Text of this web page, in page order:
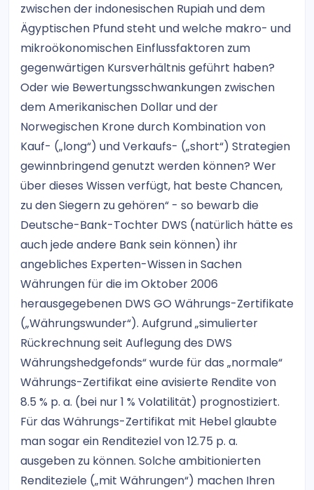
zwischen der indonesischen Rupiah und dem
Ägyptischen Pfund steht und welche makro- und
mikroökonomischen Einflussfaktoren zum
gegenwärtigen Kursverhältnis geführt haben?
Oder wie Bewertungsschwankungen zwischen
dem Amerikanischen Dollar und der
Norwegischen Krone durch Kombination von
Kauf- („long“) und Verkaufs- („short“) Strategien
gewinnbringend genutzt werden können? Wer
über dieses Wissen verfügt, hat beste Chancen,
zu den Siegern zu gehören“ - so bewarb die
Deutsche-Bank-Tochter DWS (natürlich hätte es
auch jede andere Bank sein können) ihr
angebliches Experten-Wissen in Sachen
Währungen für die im Oktober 2006
herausgegebenen DWS GO Währungs-Zertifikate
(„Währungswunder“). Aufgrund „simulierter
Rückrechnung seit Auflegung des DWS
Währungshedgefonds“ wurde für das „normale“
Währungs-Zertifikat eine avisierte Rendite von
8.5 % p. a. (bei nur 1 % Volatilität) prognostiziert.
Für das Währungs-Zertifikat mit Hebel glaubte
man sogar ein Renditeziel von 12.75 p. a.
ausgeben zu können. Solche ambitionierten
Renditeziele („mit Währungen“) machen Ihren